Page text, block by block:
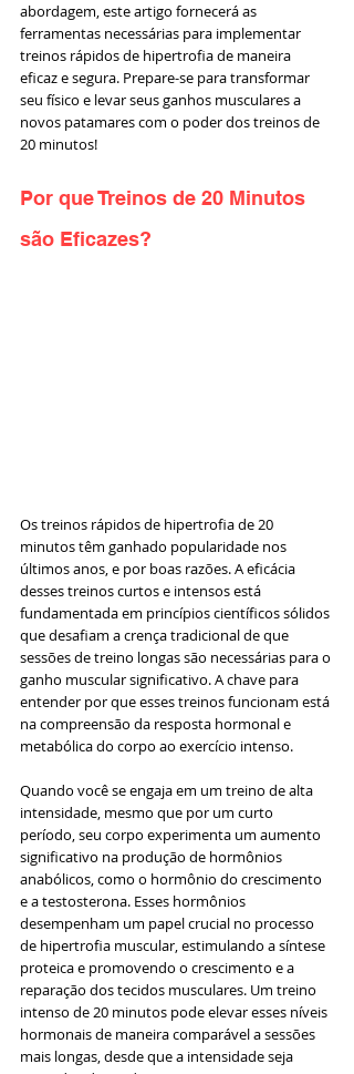
abordagem, este artigo fornecerá as
ferramentas necessárias para implementar
treinos rápidos de hipertrofia de maneira
eficaz e segura. Prepare-se para transformar
seu físico e levar seus ganhos musculares a
novos patamares com o poder dos treinos de
20 minutos!
Por que Treinos de 20 Minutos
são Eficazes?
Os treinos rápidos de hipertrofia de 20
minutos têm ganhado popularidade nos
últimos anos, e por boas razões. A eficácia
desses treinos curtos e intensos está
fundamentada em princípios científicos sólidos
que desafiam a crença tradicional de que
sessões de treino longas são necessárias para o
ganho muscular significativo. A chave para
entender por que esses treinos funcionam está
na compreensão da resposta hormonal e
metabólica do corpo ao exercício intenso.
Quando você se engaja em um treino de alta
intensidade, mesmo que por um curto
período, seu corpo experimenta um aumento
significativo na produção de hormônios
anabólicos, como o hormônio do crescimento
e a testosterona. Esses hormônios
desempenham um papel crucial no processo
de hipertrofia muscular, estimulando a síntese
proteica e promovendo o crescimento e a
reparação dos tecidos musculares. Um treino
intenso de 20 minutos pode elevar esses níveis
hormonais de maneira comparável a sessões
mais longas, desde que a intensidade seja